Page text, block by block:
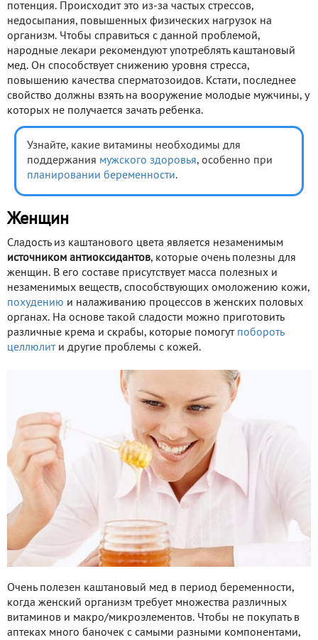
потенция. Происходит это из-за частых стрессов,
недосыпания, повышенных физических нагрузок на
организм. Чтобы справиться с данной проблемой,
народные лекари рекомендуют употреблять каштановый
мед. Он способствует снижению уровня стресса,
повышению качества сперматозоидов. Кстати, последнее
свойство должны взять на вооружение молодые мужчины, у
которых не получается зачать ребенка.
Узнайте, какие витамины необходимы для
поддержания мужского здоровья, особенно при
планировании беременности.
Женщин
Сладость из каштанового цвета является незаменимым
источником антиоксидантов, которые очень полезны для
женщин. В его составе присутствует масса полезных и
незаменимых веществ, способствующих омоложению кожи,
похудению и налаживанию процессов в женских половых
органах. На основе такой сладости можно приготовить
различные крема и скрабы, которые помогут побороть
целлюлити другие проблемы с кожей.
Очень полезен каштановый мед в период беременности,
когда женский организм требует множества различных
витаминов и макро/микроэлементов. Чтобы не покупать в
аптеках много баночек с самыми разными компонентами,